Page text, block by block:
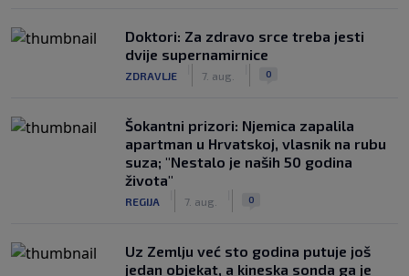
Doktori: Za zdravo srce treba jesti
dvije supernamirnice
ZDRAVLJE 7. aug. 0
Šokantni prizori: Njemica zapalila
apartman u Hrvatskoj, vlasnik na rubu
suza; "Nestalo je naših 50 godina
života"
REGIJA 7. aug. 0
Uz Zemlju već sto godina putuje još
jedan objekat, a kineska sonda ga je